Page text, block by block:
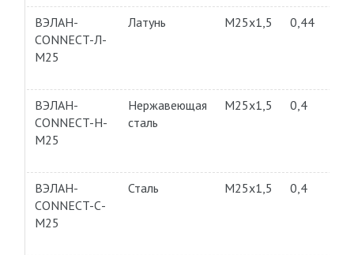
ВЭЛАН-
CONNECT-Л-
М25
Латунь M25x1,5 0,44
ВЭЛАН-
CONNECT-Н-
М25
Нержавеющая
сталь
M25x1,5 0,4
ВЭЛАН-
CONNECT-С-
М25
Сталь M25x1,5 0,4